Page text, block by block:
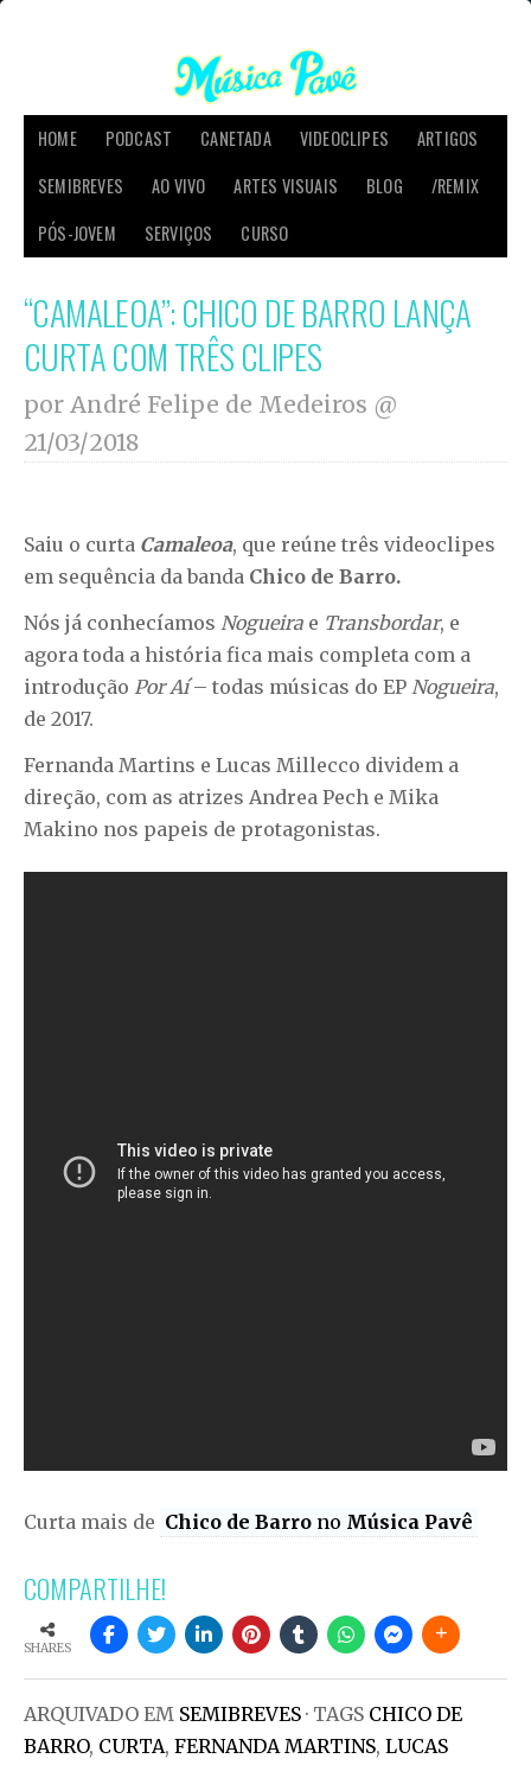
HOME PODCAST CANETADA VIDEOCLIPES
ARTIGOS
SEMIBREVES
AO VIVO ARTES VISUAIS BLOG
/REMIX
PÓS-JOVEM
SERVIÇOS CURSO
“CAMALEOA”: CHICO DE BARRO LANÇA
CURTA COM TRÊS CLIPES
por André Felipe de Medeiros @
21/03/2018
Saiu o curta Camaleoa, que reúne três videoclipes
em sequência da banda Chico de Barro.
Nós já conhecíamos Nogueira e Transbordar, e
agora toda a história fica mais completa com a
introdução Por Aí– todas músicas do EP Nogueira,
de 2017.
Fernanda Martins e Lucas Millecco dividem a
direção, com as atrizes Andrea Pech e Mika
Makino nos papeis de protagonistas.
Curta mais de Chico de Barro no Música Pavê
COMPARTILHE!
SHARES
ARQUIVADO EM SEMIBREVES · TAGS CHICO DE
BARRO, CURTA, FERNANDA MARTINS, LUCAS